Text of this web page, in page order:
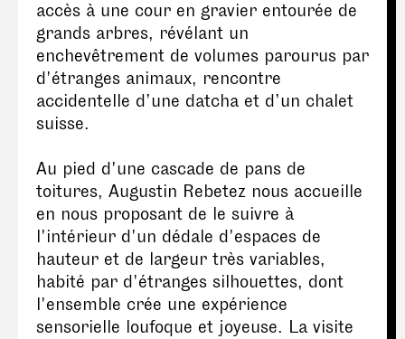
accès à une cour en gravier entourée de
grands arbres, révélant un
enchevêtrement de volumes parourus par
d'étranges animaux, rencontre
accidentelle d’une datcha et d’un chalet
suisse.
Au pied d'une cascade de pans de
toitures, Augustin Rebetez nous accueille
en nous proposant de le suivre à
l'intérieur d'un dédale d'espaces de
hauteur et de largeur très variables,
habité par d'étranges silhouettes, dont
l'ensemble crée une expérience
sensorielle loufoque et joyeuse. La visite